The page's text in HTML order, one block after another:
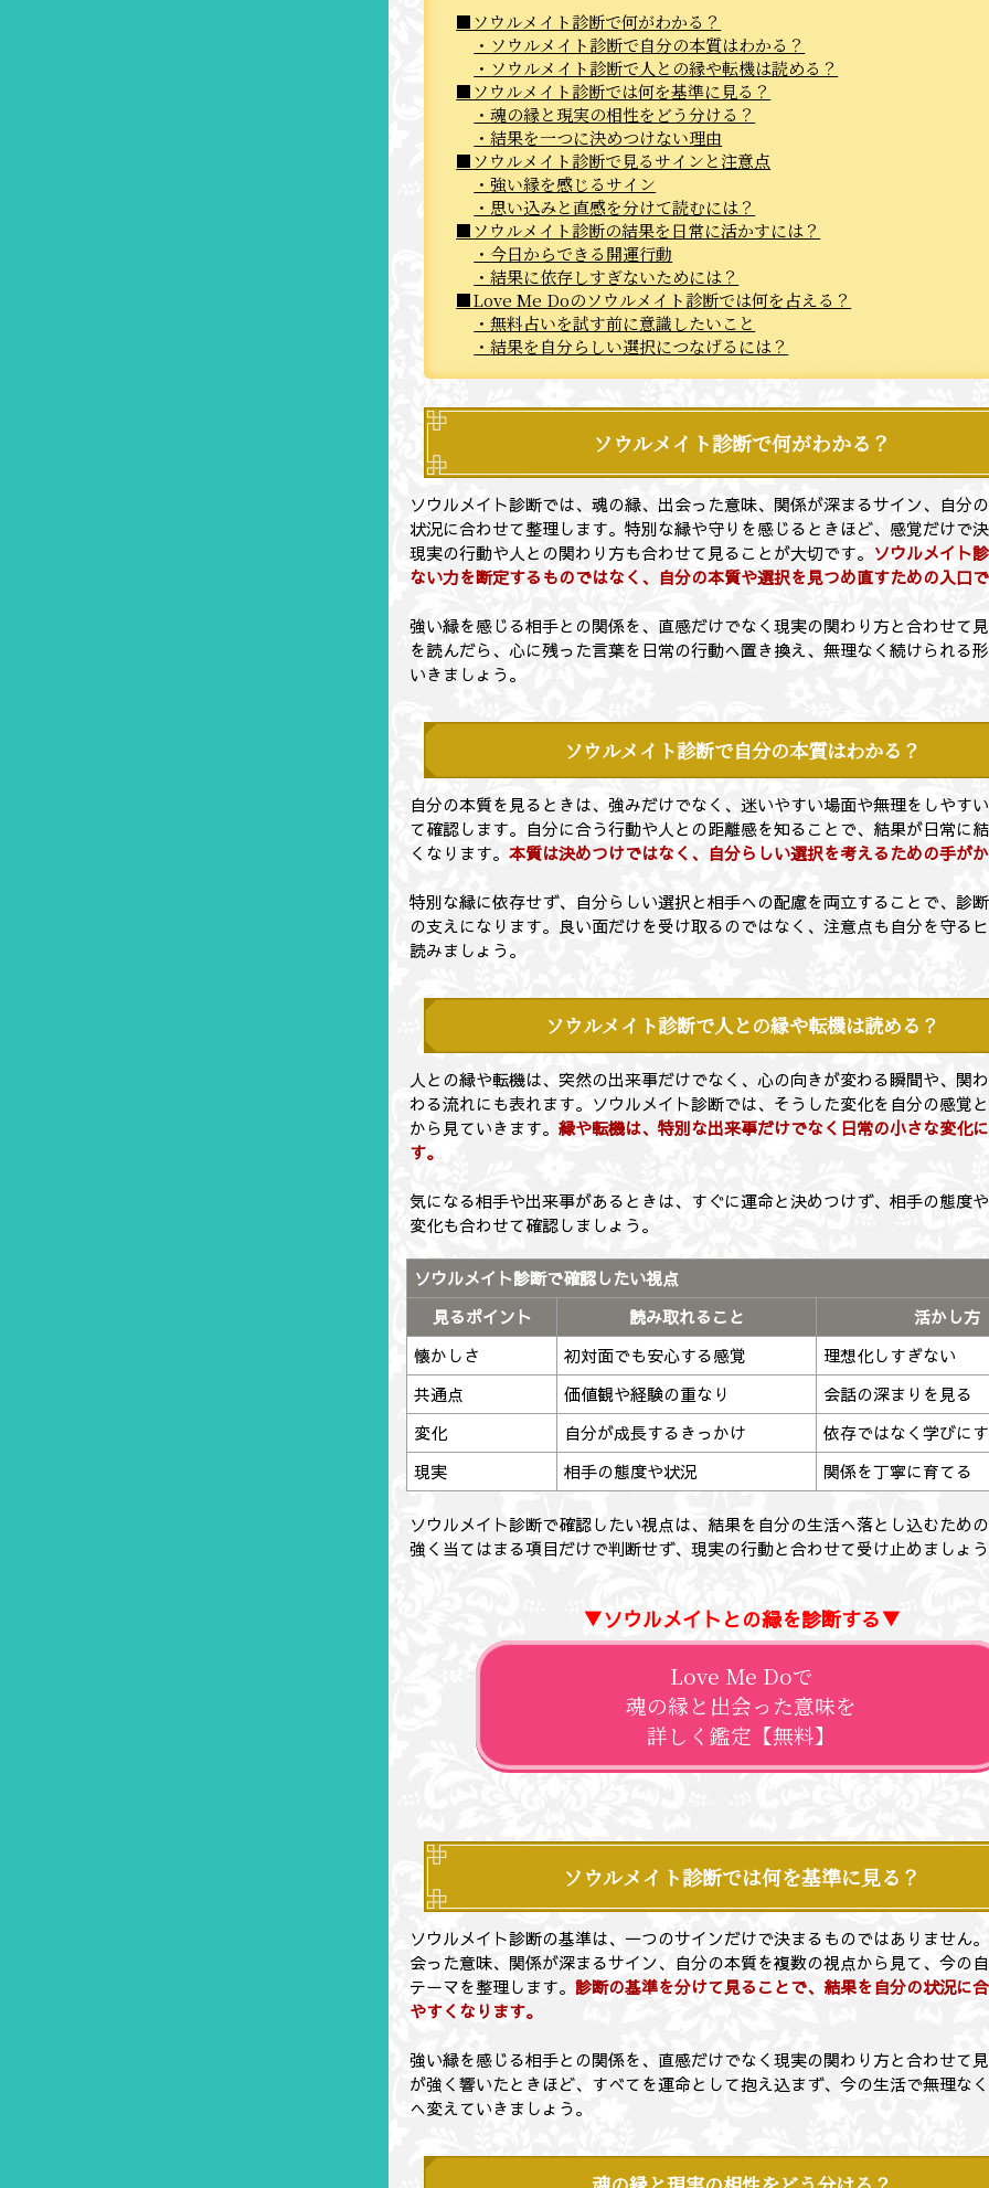
ソウルメイト診断で何がわかる？
ソウルメイト診断で自分の本質はわかる？
ソウルメイト診断で人との縁や転機は読める？
ソウルメイト診断では何を基準に見る？
魂の縁と現実の相性をどう分ける？
結果を一つに決めつけない理由
ソウルメイト診断で見るサインと注意点
強い縁を感じるサイン
思い込みと直感を分けて読むには？
ソウルメイト診断の結果を日常に活かすには？
今日からできる開運行動
結果に依存しすぎないためには？
Love Me Doのソウルメイト診断では何を占える？
無料占いを試す前に意識したいこと
結果を自分らしい選択につなげるには？
ソウルメイト診断で何がわかる？
ソウルメイト診断では、魂の縁、出会った意味、関係が深まるサイン、自分
状況に合わせて整理します。特別な縁や守りを感じるときほど、感覚だけで
現実の行動や人との関わり方も合わせて見ることが大切です。 ソウルメイト
ない力を断定するものではなく、自分の本質や選択を見つめ直すための入口
強い縁を感じる相手との関係を、直感だけでなく現実の関わり方と合わせて
を読んだら、心に残った言葉を日常の行動へ置き換え、無理なく続けられる
いきましょう。
ソウルメイト診断で自分の本質はわかる？
自分の本質を見るときは、強みだけでなく、迷いやすい場面や無理をしやす
て確認します。自分に合う行動や人との距離感を知ることで、結果が日常に
くなります。本質は決めつけではなく、自分らしい選択を考えるための手が
特別な縁に依存せず、自分らしい選択と相手への配慮を両立することで、診
の支えになります。良い面だけを受け取るのではなく、注意点も自分を守る
読みましょう。
ソウルメイト診断で人との縁や転機は読める？
人との縁や転機は、突然の出来事だけでなく、心の向きが変わる瞬間や、関
わる流れにも表れます。ソウルメイト診断では、そうした変化を自分の感覚
から見ていきます。縁や転機は、特別な出来事だけでなく日常の小さな変化
す。
気になる相手や出来事があるときは、すぐに運命と決めつけず、相手の態度
変化も合わせて確認しましょう。
ソウルメイト診断で確認したい視点
見るポイント
読み取れること
活かし方
懐かしさ
初対面でも安心する感覚
理想化しすぎない
共通点
価値観や経験の重なり
会話の深まりを見る
変化
自分が成長するきっかけ
依存ではなく学びに
現実
相手の態度や状況 関係を丁寧に育てる
ソウルメイト診断で確認したい視点は、結果を自分の生活へ落とし込むため
強く当てはまる項目だけで判断せず、現実の行動と合わせて受け止めましょ
▼ソウルメイトとの縁を診断する▼
Love Me Doで
魂の縁と出会った意味を
詳しく鑑定【無料】
ソウルメイト診断では何を基準に見る？
ソウルメイト診断の基準は、一つのサインだけで決まるものではありません
会った意味、関係が深まるサイン、自分の本質を複数の視点から見て、今の
テーマを整理します。診断の基準を分けて見ることで、結果を自分の状況に
やすくなります。
強い縁を感じる相手との関係を、直感だけでなく現実の関わり方と合わせて
が強く響いたときほど、すべてを運命として抱え込まず、今の生活で無理な
へ変えていきましょう。